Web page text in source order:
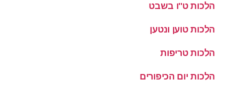
הלכות ט''ו בשבט
הלכות טוען ונטען
הלכות טריפות
הלכות יום הכיפורים